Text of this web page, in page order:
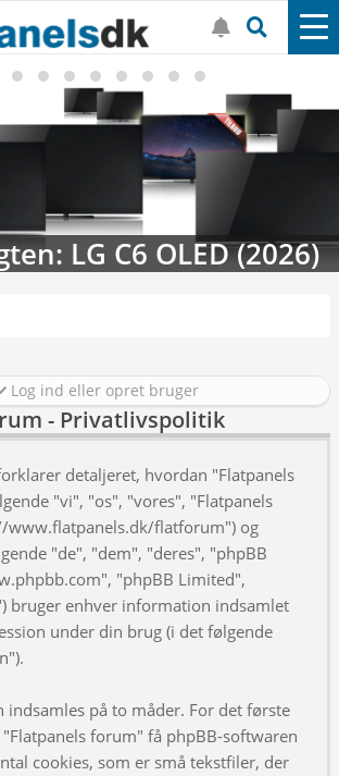
LG C6 OLED (2026)
Log ind eller opret bruger
- Privatlivspolitik
detaljeret, hvordan "Flatpanels
"vi", "os", "vores", "Flatpanels
flatforum") og
"de", "dem", "deres", "phpBB
"phpBB Limited",
bruger enhver information indsamlet
under din brug (i det følgende
på to måder. For det første
forum" få phpBB-softwaren
cookies, som er små tekstfiler, der